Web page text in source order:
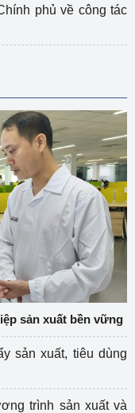
phủ về công tác
sản xuất bền vững
sản xuất, tiêu dùng
trình sản xuất và